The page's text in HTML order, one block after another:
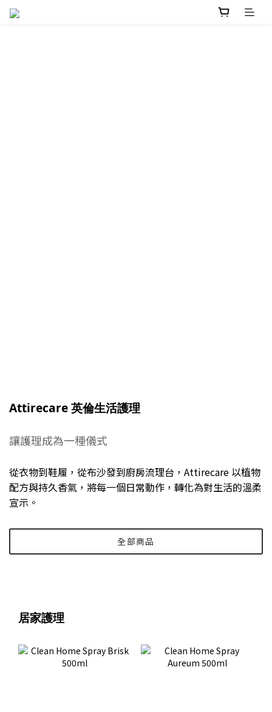
Attirecare 英倫生活護理
讓護理成為一種儀式
從衣物到鞋履，從布沙發到廚房流理台，Attirecare 以植物
配方與持久香氣，將每一個日常動作，轉化為對生活的溫柔
宣示。
全部商品
居家護理